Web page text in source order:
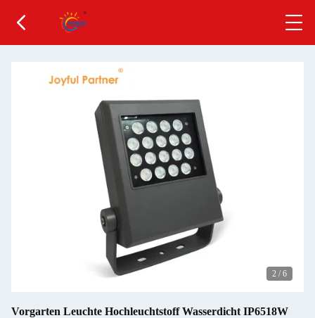
2 / 6
Vorgarten Leuchte Hochleuchtstoff Wasserdicht IP6518W